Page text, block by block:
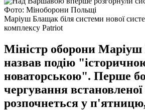
Фото: Міноборони Польщі
Маріуш Блащак біля системи нової
комплексу Patriot
Міністр оборони
назвав подію
новаторською". Перше
чергування
розпочнеться у